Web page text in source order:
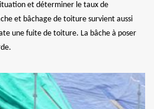
et déterminer le taux de
et bâchage de toiture survient aussi
une fuite de toiture. La bâche à poser